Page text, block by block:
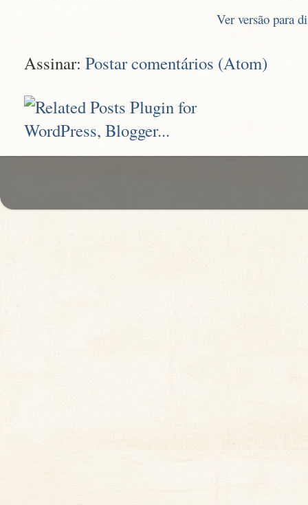
Ver versão para
Assinar: Postar comentários (Atom)